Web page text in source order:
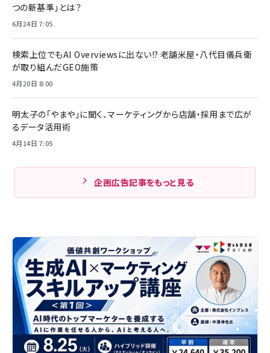
つの新基準」とは？
6月24日 7:05
検索上位でもAI Overviewsに出ない!? 老舗米屋・八代目儀兵衛
が取り組んだGEO施策
4月20日 8:00
明太子の「やまや」に聞く、マーケティングから店舗・採用まで広が
るデータ活用術
4月14日 7:05
企画広告記事をもっと見る